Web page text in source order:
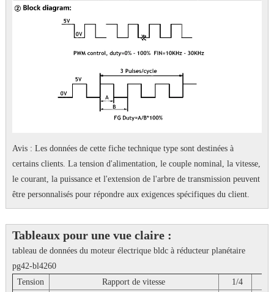
Avis : Les données de cette fiche technique type sont destinées à
certains clients. La tension d'alimentation, le couple nominal, la vitesse,
le courant, la puissance et l'extension de l'arbre de transmission peuvent
être personnalisés pour répondre aux exigences spécifiques du client.
Tableaux pour une vue claire :
tableau de données du moteur électrique bldc à réducteur planétaire
pg42-bl4260
Tension
Rapport de vitesse 1/4